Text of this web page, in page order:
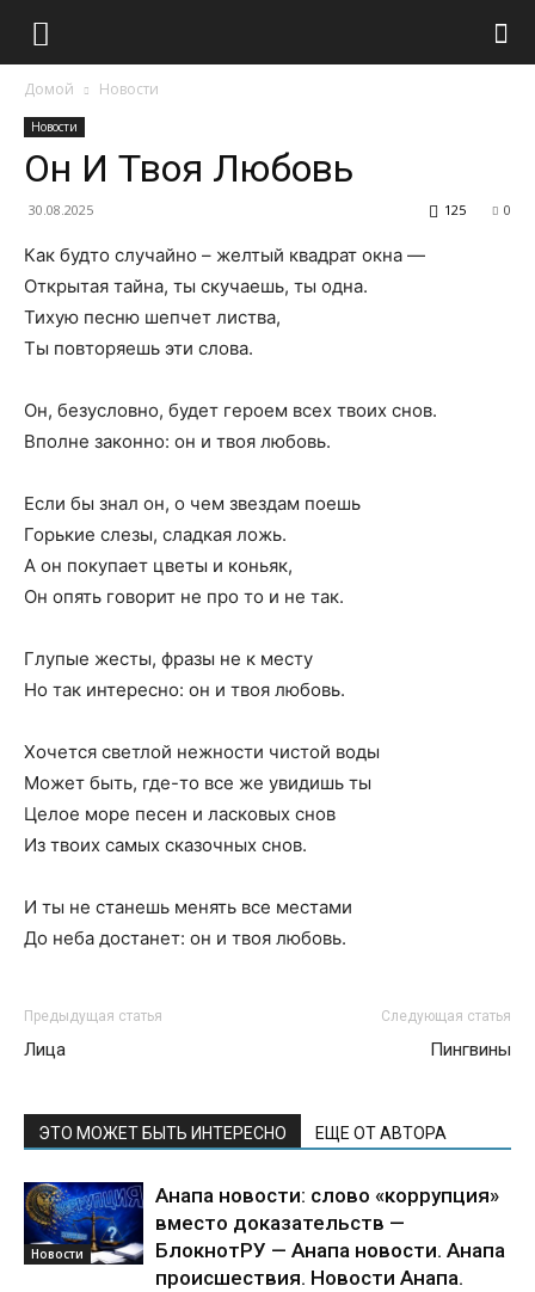
Домой Новости
Новости
Он И Твоя Любовь
30.08.2025 0
125
Как будто случайно – желтый квадрат окна —
Открытая тайна, ты скучаешь, ты одна.
Тихую песню шепчет листва,
Ты повторяешь эти слова.
Он, безусловно, будет героем всех твоих снов.
Вполне законно: он и твоя любовь.
Если бы знал он, о чем звездам поешь
Горькие слезы, сладкая ложь.
А он покупает цветы и коньяк,
Он опять говорит не про то и не так.
Глупые жесты, фразы не к месту
Но так интересно: он и твоя любовь.
Хочется светлой нежности чистой воды
Может быть, где-то все же увидишь ты
Целое море песен и ласковых снов
Из твоих самых сказочных снов.
И ты не станешь менять все местами
До неба достанет: он и твоя любовь.
Предыдущая статья
Лица
Следующая статья
Пингвины
ЭТО МОЖЕТ БЫТЬ ИНТЕРЕСНО ЕЩЕ ОТ АВТОРА
Новости
Анапа новости: слово «коррупция»
вместо доказательств —
БлокнотРУ — Анапа новости. Анапа
происшествия. Новости Анапа.